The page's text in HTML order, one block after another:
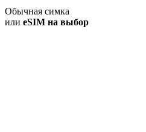
Обычная симка
или eSIM на выбор